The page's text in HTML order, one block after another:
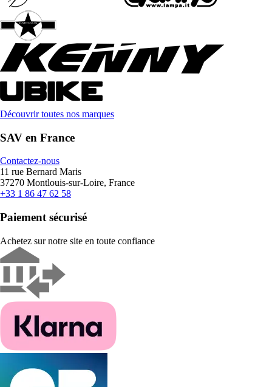
Découvrir toutes nos marques
SAV en France
Contactez-nous
11 rue Bernard Maris
37270 Montlouis-sur-Loire, France
+33 1 86 47 62 58
Paiement sécurisé
Achetez sur notre site en toute confiance